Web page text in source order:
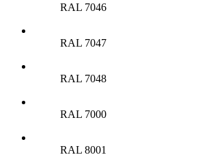
RAL 7046
RAL 7047
RAL 7048
RAL 7000
RAL 8001